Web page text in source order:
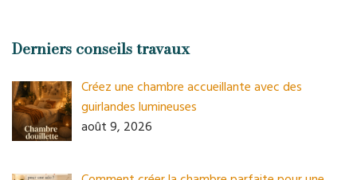
Derniers conseils travaux
Créez une chambre accueillante avec des
guirlandes lumineuses
août 9, 2026